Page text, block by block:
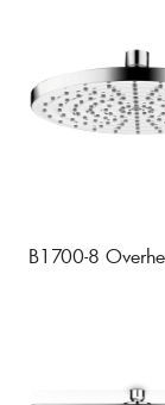
B1700-8